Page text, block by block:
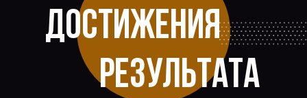
ДОСТИЖЕНИЯ
результата